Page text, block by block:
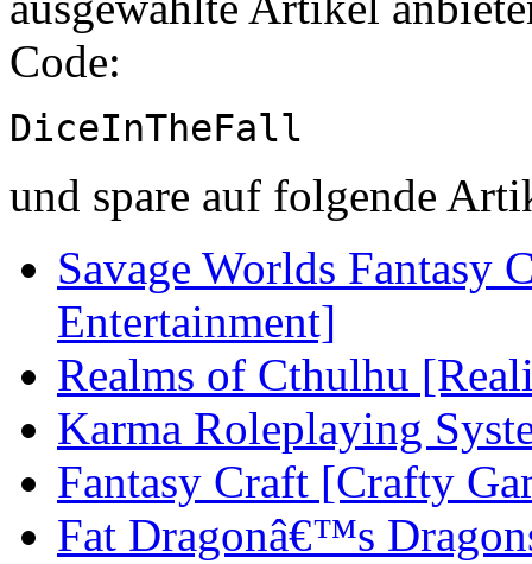
Code:
DiceInTheFall
und spare auf folgende
Savage Worlds Fantasy
Entertainment]
Realms of Cthulhu
Karma Roleplaying
Fantasy Craft [Crafty
Fat Dragonâ€™s